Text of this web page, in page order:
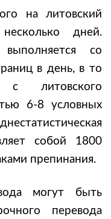
на литовский
дней.
со
в день, в то
литовского
6-8 условных
собой 1800
препинания.
могут быть
перевода